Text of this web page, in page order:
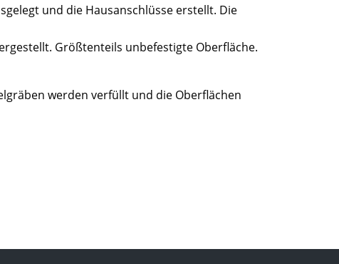
und die Hausanschlüsse erstellt. Die
Größtenteils unbefestigte Oberfläche.
werden verfüllt und die Oberflächen